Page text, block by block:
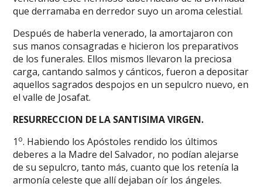
que derramaba en derredor suyo un aroma celestial.
Después de haberla venerado, la amortajaron con
sus manos consagradas e hicieron los preparativos
de los funerales. Ellos mismos llevaron la preciosa
carga, cantando salmos y cánticos, fueron a depositar
aquellos sagrados despojos en un sepulcro nuevo, en
el valle de Josafat.
RESURRECCION DE LA SANTISIMA VIRGEN.
1 o. Habiendo los Apóstoles rendido los últimos
deberes a la Madre del Salvador, no podían alejarse
de su sepulcro, tanto más, cuanto que los retenía la
armonía celeste que allí dejaban oír los ángeles.